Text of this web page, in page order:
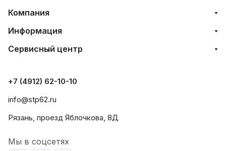
Компания
Информация
Сервисный центр
+7 (4912) 62-10-10
info@stp62.ru
Рязань, проезд Яблочкова, 8Д
Мы в соцсетях